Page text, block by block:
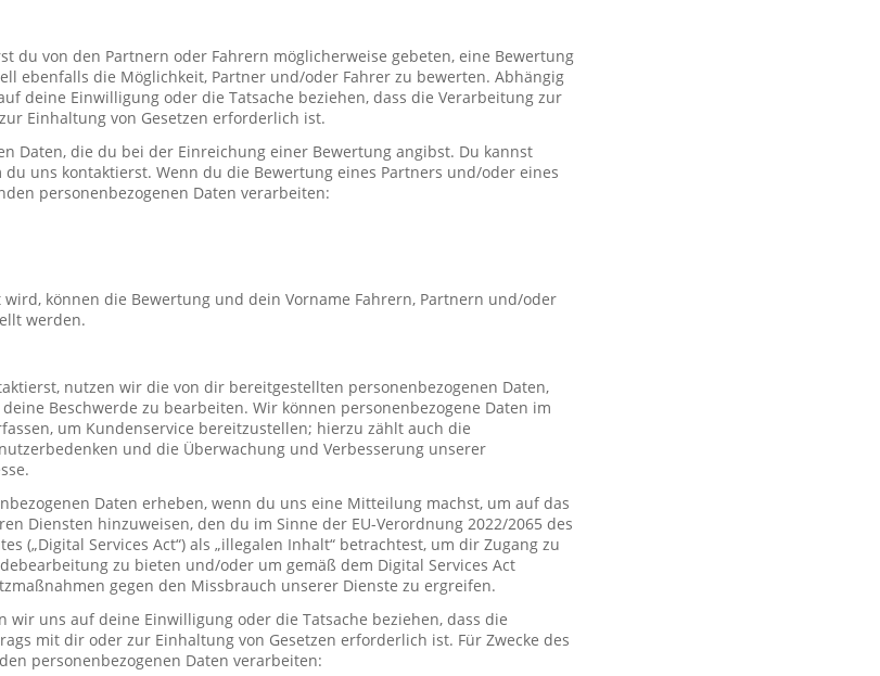
du von den Partnern oder Fahrern möglicherweise gebeten, eine Bewertung
ebenfalls die Möglichkeit, Partner und/oder Fahrer zu bewerten. Abhängig
deine Einwilligung oder die Tatsache beziehen, dass die Verarbeitung zur
Einhaltung von Gesetzen erforderlich ist.
Daten, die du bei der Einreichung einer Bewertung angibst. Du kannst
uns kontaktierst. Wenn du die Bewertung eines Partners und/oder eines
personenbezogenen Daten verarbeiten:
können die Bewertung und dein Vorname Fahrern, Partnern und/oder
werden.
nutzen wir die von dir bereitgestellten personenbezogenen Daten,
Beschwerde zu bearbeiten. Wir können personenbezogene Daten im
um Kundenservice bereitzustellen; hierzu zählt auch die
und die Überwachung und Verbesserung unserer
Daten erheben, wenn du uns eine Mitteilung machst, um auf das
Diensten hinzuweisen, den du im Sinne der EU-Verordnung 2022/2065 des
(„Digital Services Act“) als „illegalen Inhalt“ betrachtest, um dir Zugang zu
zu bieten und/oder um gemäß dem Digital Services Act
gegen den Missbrauch unserer Dienste zu ergreifen.
wir uns auf deine Einwilligung oder die Tatsache beziehen, dass die
mit dir oder zur Einhaltung von Gesetzen erforderlich ist. Für Zwecke des
personenbezogenen Daten verarbeiten: